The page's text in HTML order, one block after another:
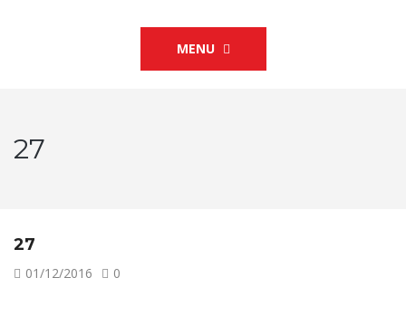
MENU
27
27
01/12/2016 0